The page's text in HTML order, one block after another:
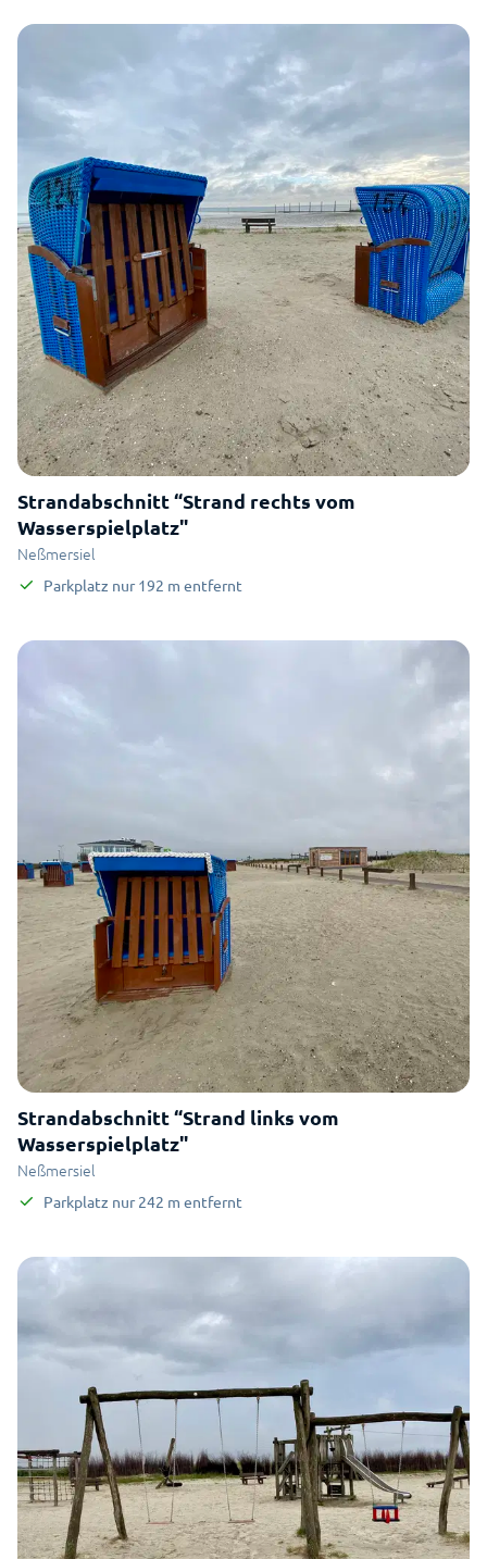
Strandabschnitt “Strand rechts vom
Wasserspielplatz"
Neßmersiel
Parkplatz nur 192 m entfernt
Strandabschnitt “Strand links vom
Wasserspielplatz"
Neßmersiel
Parkplatz nur 242 m entfernt